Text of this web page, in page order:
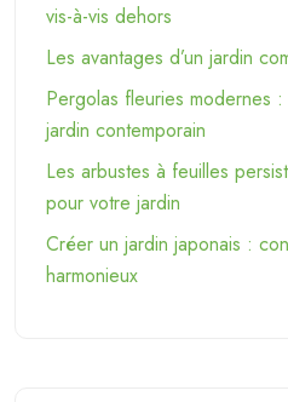
vis-à-vis dehors
Les avantages d’un jardin
Pergolas fleuries modernes
jardin contemporain
Les arbustes à feuilles
pour votre jardin
Créer un jardin japonais :
harmonieux